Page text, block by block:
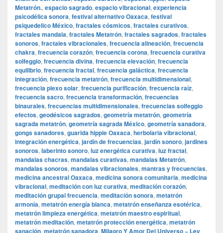
Metatrón., espacio sagrado, espacio vibracional, experiencia
psicodélica sonora, festival alternativo Oaxaca, festival
psiquedelico México, fractales cósmicos, fractales curativos,
fractales mandala, fractales Metatrón, fractales sagrados, fractales
sonoros, fractales vibracionales, frecuencia alineación, frecuencia
chakra, frecuencia corazón, frecuencia corona, frecuencia curativa
solfeggio, frecuencia divina, frecuencia elevación, frecuencia
equilibrio, frecuencia fractal, frecuencia galáctica, frecuencia
integración, frecuencia metatrón, frecuencia multidimensional,
frecuencia plexo solar, frecuencia purificación, frecuencia raíz,
frecuencia sacro, frecuencia transformación, frecuencias
binaurales, frecuencias multidimensionales, frecuencias solfeggio
efectos, geodésicos sagrados, geometría metatrón, geometría
sagrada metatrón, geometría sagrada México, geometría sanadora,
gongs sanadores, guarida hippie Oaxaca, herbolaria vibracional,
integración energética, jardín de frecuencias, jardín sonoro, jardines
sonoros, laberinto sonoro, luz energética curativa, luz fractal,
mandalas chacras, mandalas curativas, mandalas Metatrón,
mandalas sonoros, mandalas vibracionales, mantras y frecuencias,
medicina ancestral Oaxaca, medicina sonora comunitaria, medicina
vibracional, meditación con luz curativa, meditación corazón,
meditación grupal frecuencia, meditación sonora, metatrón
armonía, metatrón energía blanca, metatrón enseñanza esotérica,
metatrón limpieza energética, metatrón maestro espiritual,
metatrón meditación, metatrón protección energética, metatrón
sanación, metatrón sanadora, Milagro Y Amor Del Universo ~ Ley